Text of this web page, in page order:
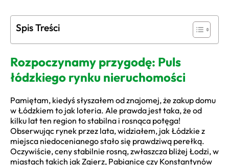
Spis Treści
Rozpoczynamy przygodę: Puls
łódzkiego rynku nieruchomości
Pamiętam, kiedyś słyszałem od znajomej, że zakup domu
w Łódzkiem to jak loteria. Ale prawda jest taka, że od
kilku lat ten region to stabilna i rosnąca potęga!
Obserwując rynek przez lata, widziałem, jak Łódzkie z
miejsca niedocenianego stało się prawdziwą perełką.
Oczywiście, ceny stabilnie rosną, zwłaszcza bliżej Łodzi, w
miastach takich jak Zgierz, Pabianice czy Konstantynów